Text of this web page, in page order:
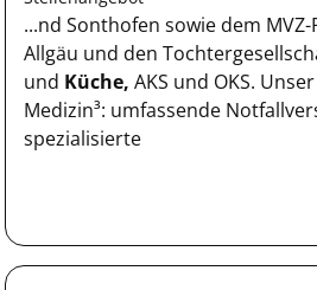
...nd Sonthofen sowie dem
Allgäu und den
und Küche, AKS und OKS.
Medizin³: umfassende
spezialisierte